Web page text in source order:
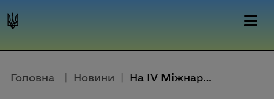
Головна | Новини | На IV Міжнародному саміті міст...